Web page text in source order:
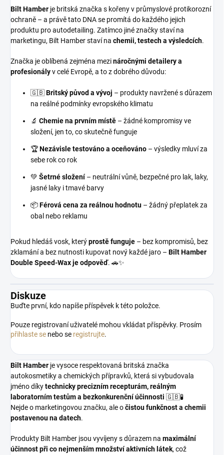
Bilt Hamber je britská značka s kořeny v průmyslové protikorozní
ochraně – a právě tato DNA se promítá do každého jejich
produktu pro autodetailing. Zatímco jiné značky staví na
marketingu, Bilt Hamber staví na chemii, testech a výsledcích.
Značka je oblíbená zejména mezináročnými detailery a
profesionályv celé Evropě, a to z dobrého důvodu:
🇬🇧Britský původ a vývoj – produkty navržené s důrazem
na reálné podmínky evropského klimatu
🔬 Chemie na prvním místě – žádné kompromisy ve
složení, jen to, co skutečně funguje
🏆Nezávisle testováno a oceňováno – výsledky mluví za
sebe rok co rok
💚 Šetrné složení – neutrální vůně, bezpečné pro lak, laky,
jasné laky i tmavé barvy
📦Férová cena za reálnou hodnotu – žádný přeplatek za
obal nebo reklamu
Pokud hledáš vosk, kterýprostě funguje – bez kompromisů, bez
zklamání a bez nutnosti kupovat nový každé jaro – Bilt Hamber
Double Speed-Wax je odpověď. 🚗✨
Diskuze
Buďte první, kdo napíše příspěvek k této položce.
Pouze registrovaní uživatelé mohou vkládat příspěvky. Prosím
přihlaste se nebo se registrujte.
Bilt Hamber je vysoce respektovaná britská značka
autokosmetiky a chemických přípravků, která si vybudovala
jméno díkytechnicky precizním recepturám, reálným
laboratorním testům a bezkonkurenční účinnosti 🇬🇧🧪
Nejde o marketingovou značku, ale očistou funkčnost a chemii
postavenou na datech.
Produkty Bilt Hamber jsou vyvíjeny s důrazem na maximální
účinnost při co nejmenším množství aktivních látek, což